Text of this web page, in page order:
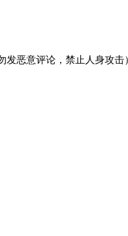
恶意评论，禁止人身攻击